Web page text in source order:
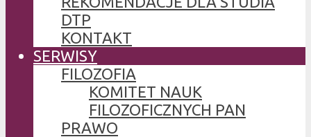
DTP
KONTAKT
SERWISY
FILOZOFIA
KOMITET NAUK
FILOZOFICZNYCH PAN
PRAWO